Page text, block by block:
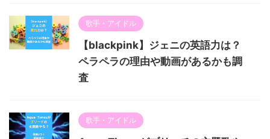
歌手・アイドル
【blackpink】ジェニの英語力は？
ペラペラの理由や動画があるかも調
査
歌手・アイドル